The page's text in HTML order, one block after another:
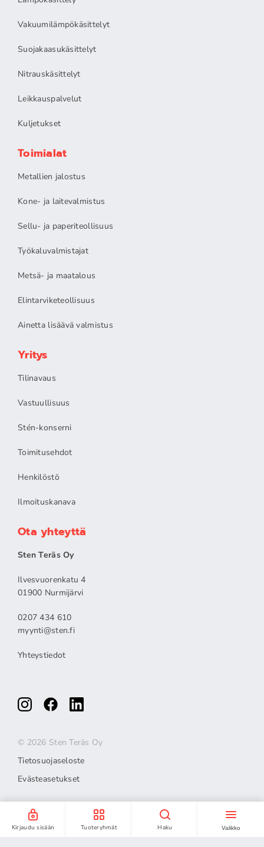
Kirjaudu sisään Tuoteryhmät Haku Valikko
Vakuumilämpökäsittelyt
Suojakaasukäsittelyt
Nitrauskäsittelyt
Leikkauspalvelut
Kuljetukset
Toimialat
Metallien jalostus
Kone- ja laitevalmistus
Sellu- ja paperiteollisuus
Työkaluvalmistajat
Metsä- ja maatalous
Elintarviketeollisuus
Ainetta lisäävä valmistus
Yritys
Tilinavaus
Vastuullisuus
Stén-konserni
Toimitusehdot
Henkilöstö
Ilmoituskanava
Ota yhteyttä
Sten Teräs Oy
Ilvesvuorenkatu 4
01900 Nurmijärvi
0207 434 610
myynti@sten.fi
Yhteystiedot
© 2026 Sten Teräs Oy
Tietosuojaseloste
Evästeasetukset